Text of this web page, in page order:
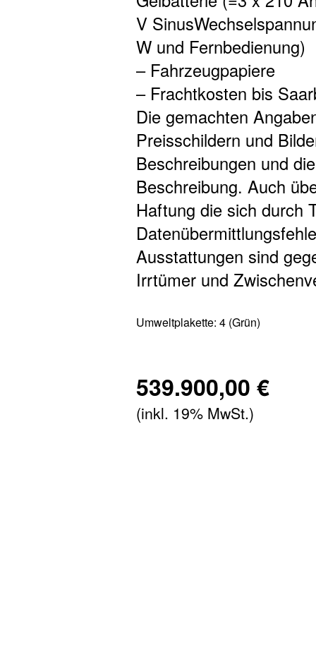
V
W und Fernbedienung)
– Fahrzeugpapiere
– Frachtkosten bis
Die gemachten
Preisschildern und
Beschreibungen und
Beschreibung. Auch
Haftung die sich durch
Ausstattungen sind
Irrtümer und
Umweltplakette: 4 (Grün)
539.900,00 €
(inkl. 19% MwSt.)